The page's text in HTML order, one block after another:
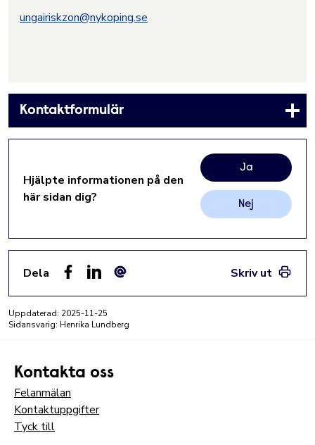
ungairiskzon@nykoping.se
Kontaktformulär
Hjälpte informationen på den
här sidan dig?
Ja
Nej
Dela
Skriv ut
Uppdaterad: 2025-11-25
Sidansvarig: Henrika Lundberg
Kontakta oss
Felanmälan
Kontaktuppgifter
Tyck till